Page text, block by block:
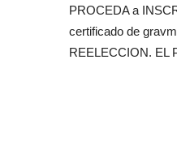
PROCEDA a
certificado de
REELECCION. EL